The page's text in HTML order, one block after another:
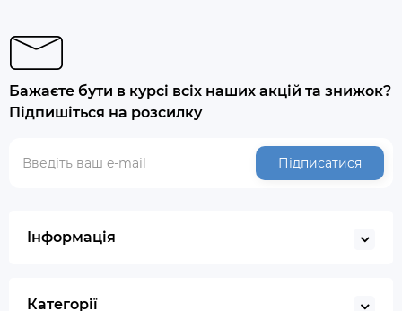
Бажаєте бути в курсі всіх наших акцій та знижок?
Підпишіться на розсилку
Підписатися
Інформація
Категорії